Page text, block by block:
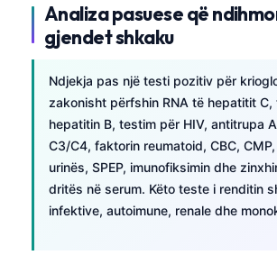
Analiza pasuese që
gjendet shkaku
Ndjekja pas një testi pozitiv për
zakonisht përfshin RNA të hepatitit
hepatitin B, testim për HIV, antitrupa
C3/C4, faktorin reumatoid, CBC,
urinës, SPEP, imunofiksimin dhe
dritës në serum. Këto teste i renditin
infektive, autoimune, renale dhe
Lietuvių kalba
Polski
Slovenščina
Magyar
বাংলা
اردو